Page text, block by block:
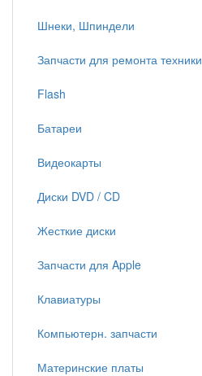
Шнеки, Шпиндели
Запчасти для ремонта техники
Flash
Батареи
Видеокарты
Диски DVD / CD
Жесткие диски
Запчасти для Apple
Клавиатуры
Компьютерн. запчасти
Материнские платы